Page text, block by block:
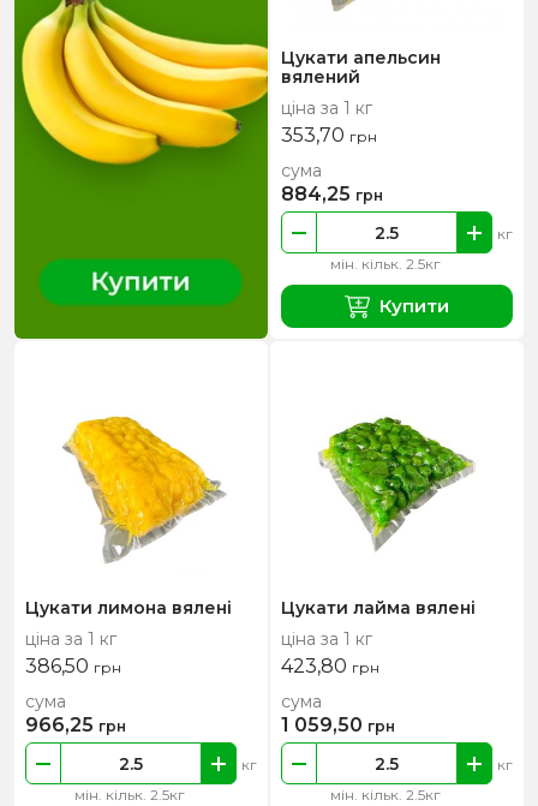
Цукати апельсин
вялений
ціна за 1 кг
353,70 грн
мін. кільк. 2.5кг
кг
сума
884,25 грн
Купити
Цукати лимона вялені
ціна за 1 кг
386,50 грн
мін. кільк. 2.5кг
кг
сума
966,25 грн
Цукати лайма вялені
ціна за 1 кг
423,80 грн
мін. кільк. 2.5кг
кг
сума
1 059,50 грн